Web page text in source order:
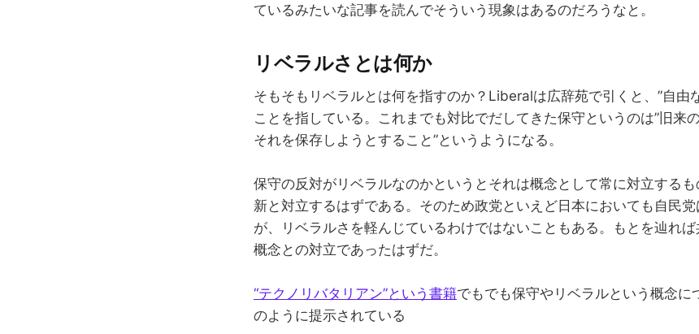
ているみたいな記事を読んでそういう現象はあるのだろうなと。
リベラルさとは何か
そもそもリベラルとは何を指すのか？Liberalは広辞苑で引くと、”自由
ことを指している。これまでも対比でだしてきた保守というのは”旧来
それを保存しようとすること”というようになる。
保守の反対がリベラルなのかというとそれは概念として常に対立する
新と対立するはずである。そのため政党といえど日本においても自民
が、リベラルさを軽んじているわけではないこともある。もとを辿れ
概念との対立であったはずだ。
“テクノリバタリアン”という書籍でもでも保守やリベラルという概念に
のように提示されている